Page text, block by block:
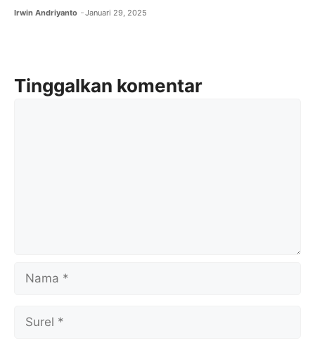
Irwin Andriyanto Januari 29, 2025
Tinggalkan komentar